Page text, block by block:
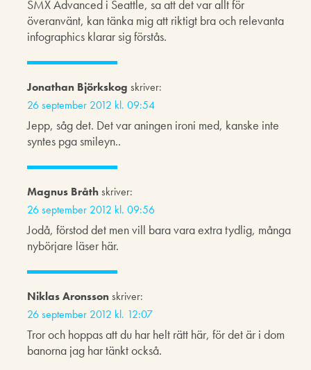
SMX Advanced i Seattle, sa att det var allt för
överanvänt, kan tänka mig att riktigt bra och relevanta
infographics klarar sig förstås.
Jonathan Björkskog skriver:
26 september 2012 kl. 09:54
Jepp, såg det. Det var aningen ironi med, kanske inte
syntes pga smileyn..
Magnus Bråthskriver:
26 september 2012 kl. 09:56
Jodå, förstod det men vill bara vara extra tydlig, många
nybörjare läser här.
Niklas Aronssonskriver:
26 september 2012 kl. 12:07
Tror och hoppas att du har helt rätt här, för det är i dom
banorna jag har tänkt också.